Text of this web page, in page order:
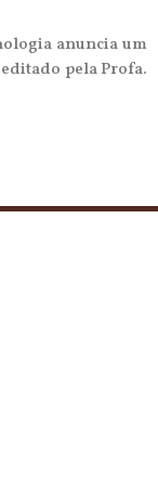
anuncia um
pela Profa.